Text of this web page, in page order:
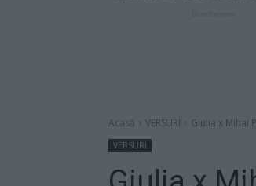
Acasă VERSURI Giulia x Mihai
VERSURI